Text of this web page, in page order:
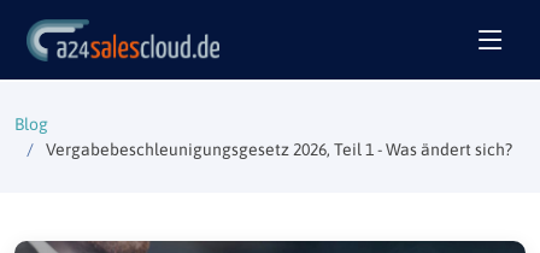
Blog
Vergabebeschleunigungsgesetz 2026, Teil 1 - Was ändert sich?